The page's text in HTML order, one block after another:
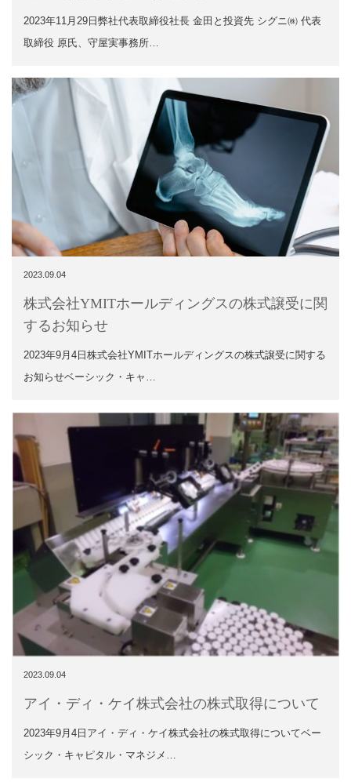
2023年11月29日弊社代表取締役社長 金田と投資先 シグニ㈱ 代表
取締役 原氏、守屋実事務所…
2023.09.04
株式会社YMITホールディングスの株式譲受に関
するお知らせ
2023年9月4日株式会社YMITホールディングスの株式譲受に関する
お知らせベーシック・キャ…
2023.09.04
アイ・ディ・ケイ株式会社の株式取得について
2023年9月4日アイ・ディ・ケイ株式会社の株式取得についてベー
シック・キャピタル・マネジメ…